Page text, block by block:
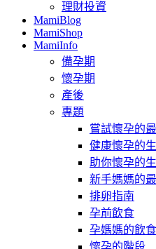
理財投資
MamiBlog
MamiShop
MamiInfo
備孕期
懷孕期
產後
專題
嘗試懷孕的
健康懷孕的
助你懷孕的
新手媽媽的
排卵指南
孕前飲食
孕媽媽的飲食